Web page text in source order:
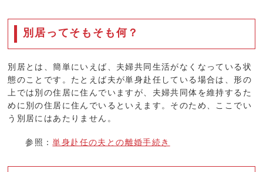
別居ってそもそも何？
別居とは、簡単にいえば、夫婦共同生活がなくなっている状
態のことです。たとえば夫が単身赴任している場合は、形の
上では別の住居に住んでいますが、夫婦共同体を維持するた
めに別の住居に住んでいるといえます。そのため、ここでい
う別居にはあたりません。
参照：単身赴任の夫との離婚手続き